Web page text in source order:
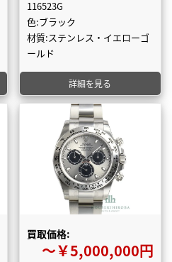
116523G
色:ブラック
材質:ステンレス・イエローゴ
ールド
詳細を見る
買取価格:
〜￥5,000,000円